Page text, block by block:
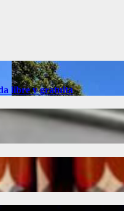
libre y gratuita